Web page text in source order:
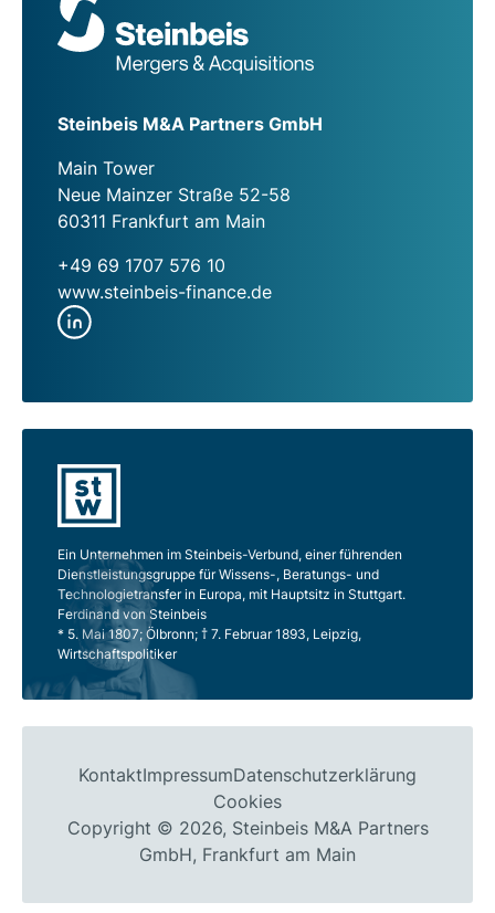
Steinbeis M&A Partners GmbH
Main Tower
Neue Mainzer Straße 52-58
60311 Frankfurt am Main
+49 69 1707 576 10
www.steinbeis-finance.de
Ein Unternehmen im Steinbeis-Verbund, einer führenden
Dienstleistungsgruppe für Wissens-, Beratungs- und
Technologietransfer in Europa, mit Hauptsitz in Stuttgart.
Ferdinand von Steinbeis
* 5. Mai 1807; Ölbronn; † 7. Februar 1893, Leipzig,
Wirtschaftspolitiker
KontaktImpressumDatenschutzerklärung
Cookies
Copyright © 2026, Steinbeis M&A Partners
GmbH, Frankfurt am Main